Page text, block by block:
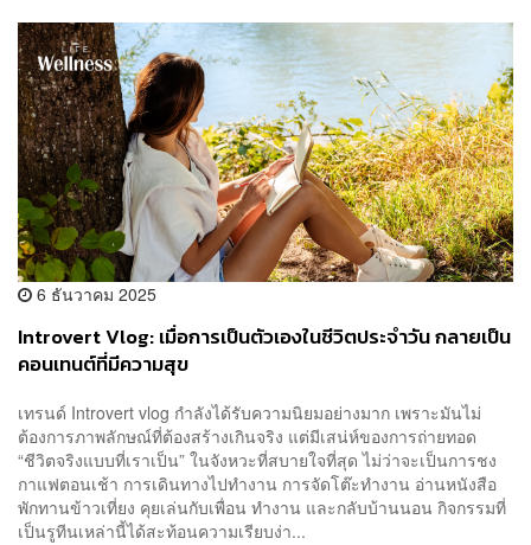
6 ธันวาคม 2025
Introvert Vlog: เมื่อการเป็นตัวเองในชีวิตประจำวัน กลายเป็น
คอนเทนต์ที่มีความสุข
เทรนด์ Introvert vlog กำลังได้รับความนิยมอย่างมาก เพราะมันไม่
ต้องการภาพลักษณ์ที่ต้องสร้างเกินจริง แต่มีเสน่ห์ของการถ่ายทอด
“ชีวิตจริงแบบที่เราเป็น” ในจังหวะที่สบายใจที่สุด ไม่ว่าจะเป็นการชง
กาแฟตอนเช้า การเดินทางไปทำงาน การจัดโต๊ะทำงาน อ่านหนังสือ
พักทานข้าวเที่ยง คุยเล่นกับเพื่อน ทำงาน และกลับบ้านนอน กิจกรรมที่
เป็นรูทีนเหล่านี้ได้สะท้อนความเรียบง่า...